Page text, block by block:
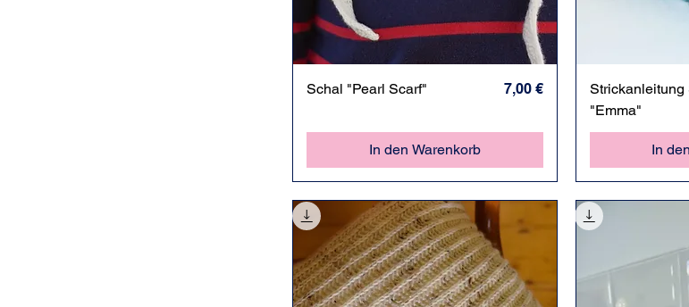
Schnellansicht
Schal "Pearl Scarf" Preis
7,00 €
In den Warenkorb
Strickanleitung
"Emma"
In